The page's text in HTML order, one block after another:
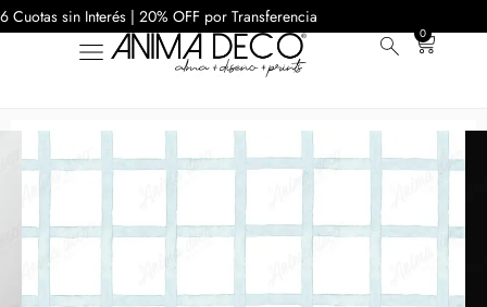
6 Cuotas sin Interés | 20% OFF por Transferencia
0